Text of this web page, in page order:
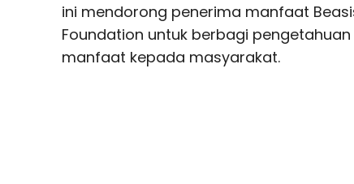
ini mendorong penerima manfaat
Foundation untuk berbagi
manfaat kepada masyarakat.